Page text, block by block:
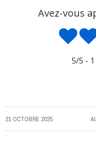
Avez-vous
5/5 - 1
21 OCTOBRE 2025